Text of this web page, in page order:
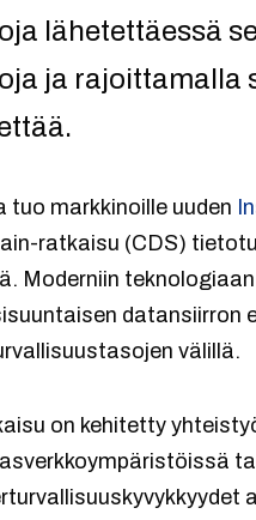
lähetettäessä
ja rajoittamalla
tuo markkinoille uuden
ratkaisu (CDS)
Moderniin
datansiirron
välillä.
on kehitetty